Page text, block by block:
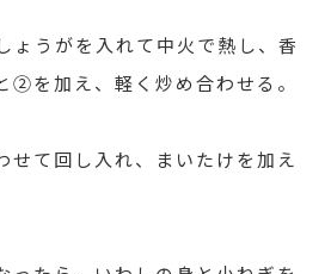
うがを入れて中火で熱し、香
②を加え、軽く炒め合わせる。
て回し入れ、まいたけを加え